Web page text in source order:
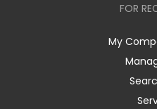
FOR
My